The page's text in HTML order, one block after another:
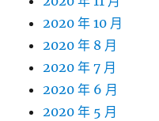
2020 年 10 月
2020 年 8 月
2020 年 7 月
2020 年 6 月
2020 年 5 月